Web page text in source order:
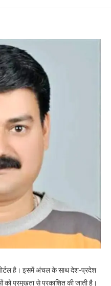
है। इसमें अंचल के साथ देश-प्रदेश
को प्रमुखता से प्रकाशित की जाती है।